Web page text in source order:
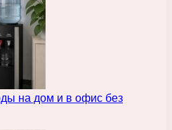
на дом и в офис без